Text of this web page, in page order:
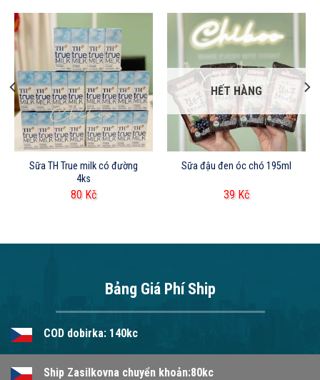
Sữa TH True milk có đường
4ks
80 Kč
HẾT HÀNG
Sữa đậu đen óc chó 195ml
39 Kč
Bảng Giá Phí Ship
COD dobirka: 140kc
Ship Zasilkovna chuyển khoản:80kc